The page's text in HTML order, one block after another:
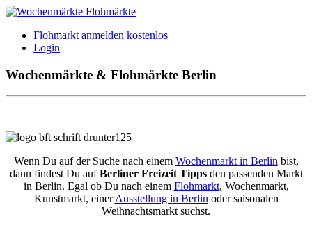
Flohmarkt anmelden kostenlos
Login
Wochenmärkte & Flohmärkte Berlin
Wenn Du auf der Suche nach einem Wochenmarkt in Berlinbist,
dann findest Du aufBerliner Freizeit Tippsden passenden Markt
in Berlin. Egal ob Du nach einem Flohmarkt, Wochenmarkt,
Kunstmarkt, einerAusstellung in Berlinoder saisonalen
Weihnachtsmarkt suchst.